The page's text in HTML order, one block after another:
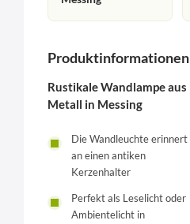
Produktinformationen
Rustikale Wandlampe aus
Metall in Messing
Die Wandleuchte erinnert
an einen antiken
Kerzenhalter
Perfekt als Leselicht oder
Ambientelicht in